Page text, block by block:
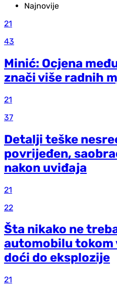
Najnovije
21
43
Minić: Ocjena
znači više radnih
21
37
Detalji teške
povrijeđen,
nakon uviđaja
21
22
Šta nikako ne
automobilu tokom
doći do eksplozije
21